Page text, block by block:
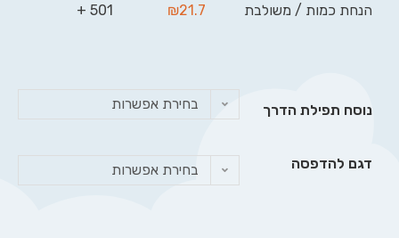
הנחת כמות / משולבת ₪21.7
501 +
נוסח תפילת הדרך בחירת אפשרות
דגם להדפסה בחירת אפשרות